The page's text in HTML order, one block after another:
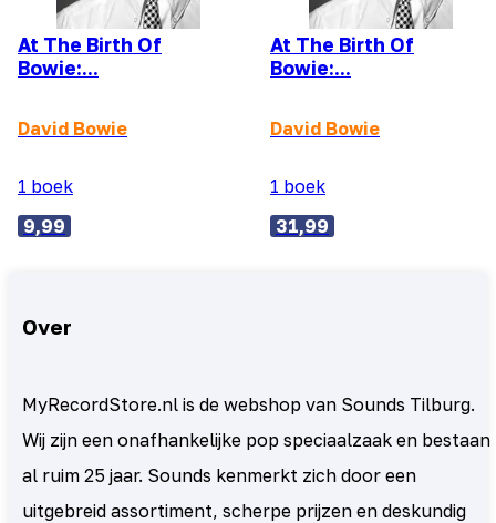
At The Birth Of
Bowie:...
David Bowie
1 boek
9,99
At The Birth Of
Bowie:...
David Bowie
1 boek
31,99
Over
MyRecordStore.nl is de webshop van Sounds Tilburg.
Wij zijn een onafhankelijke pop speciaalzaak en bestaan
al ruim 25 jaar. Sounds kenmerkt zich door een
uitgebreid assortiment, scherpe prijzen en deskundig